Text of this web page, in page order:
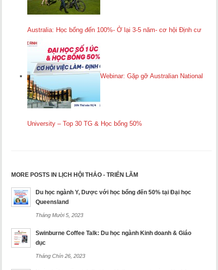
Australia: Học bổng đến 100%- Ở lại 3-5 năm- cơ hội Định cư
Webinar: Gặp gỡ Australian National
University – Top 30 TG & Học bổng 50%
MORE POSTS IN LỊCH HỘI THẢO - TRIỂN LÃM
Du học ngành Y, Dược với học bổng đến 50% tại Đại học
Queensland
Tháng Mười 5, 2023
Swinburne Coffee Talk: Du học ngành Kinh doanh & Giáo
dục
Tháng Chín 26, 2023